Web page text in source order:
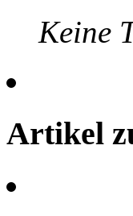
Keine
Artikel